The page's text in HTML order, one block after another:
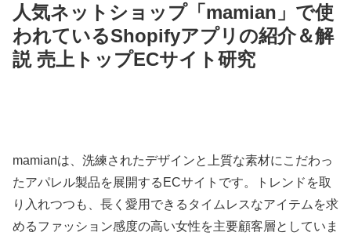
人気ネットショップ「mamian」で使
われているShopifyアプリの紹介＆解
説 売上トップECサイト研究
mamianは、洗練されたデザインと上質な素材にこだわっ
たアパレル製品を展開するECサイトです。トレンドを取
り入れつつも、長く愛用できるタイムレスなアイテムを求
めるファッション感度の高い女性を主要顧客層としていま